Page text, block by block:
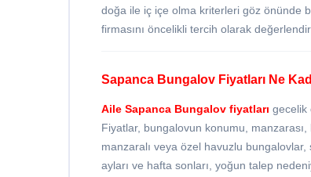
doğa ile iç içe olma kriterleri göz önünde
firmasını öncelikli tercih olarak
Sapanca Bungalov Fiyatları Ne
Aile Sapanca Bungalov fiyatları gecelik
Fiyatlar, bungalovun konumu,
manzaralı veya özel havuzlu
ayları ve hafta sonları, yoğun talep